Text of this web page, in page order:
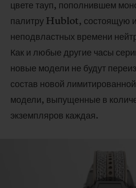
цвете тауп, пополнившем
палитру Hublot, состоящую
неподвластных времени
Как и любые другие часы
новые модели не будут
состав новой
модели, выпущенные в
экземпляров каждая.